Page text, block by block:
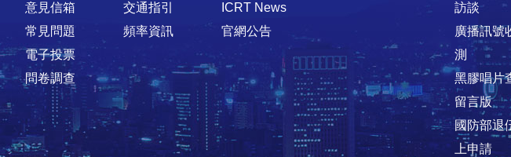
意見信箱
常見問題
電子投票
問卷調查
交通指引
頻率資訊
ICRT News
官網公告
訪談
廣播訊號
測
黑膠唱片
留言版
國防部退
上申請